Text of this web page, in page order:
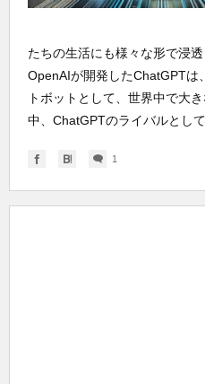
たちの生活にも様々な形で浸透
OpenAIが開発したChatGPTは
トボットとして、世界中で大
中、ChatGPTのライバルとして
1